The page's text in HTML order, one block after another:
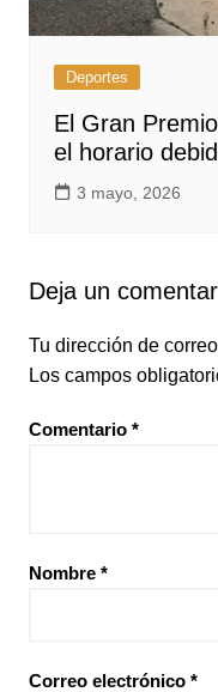
Deportes
El Gran
el horario
3 mayo, 2026
Deja un
Tu dirección de
Los campos
Comentario *
Nombre *
Correo electrónico *